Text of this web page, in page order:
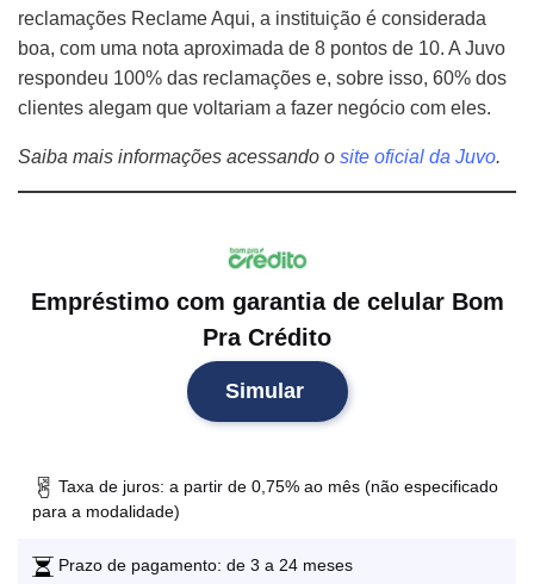
reclamações Reclame Aqui, a instituição é considerada
boa, com uma nota aproximada de 8 pontos de 10. A Juvo
respondeu 100% das reclamações e, sobre isso, 60% dos
clientes alegam que voltariam a fazer negócio com eles.
Saiba mais informações acessando o site oficial da Juvo.
Empréstimo com garantia de celular Bom
Pra Crédito
Simular
Taxa de juros: a partir de 0,75% ao mês (não especificado
para a modalidade)
Prazo de pagamento: de 3 a 24 meses